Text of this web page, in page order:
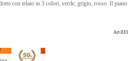
con telaio in 3 colori: verde, grigio, rosso. Il piano
Art.033